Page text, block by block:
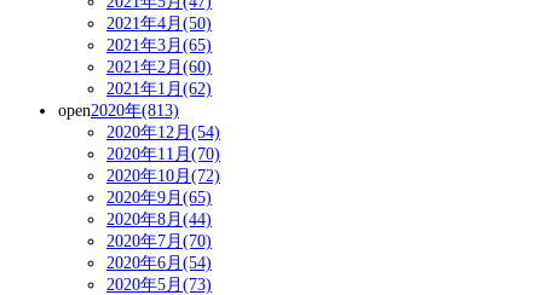
2021年4月(50)
2021年3月(65)
2021年2月(60)
2021年1月(62)
open2020年(813)
2020年12月(54)
2020年11月(70)
2020年10月(72)
2020年9月(65)
2020年8月(44)
2020年7月(70)
2020年6月(54)
2020年5月(73)